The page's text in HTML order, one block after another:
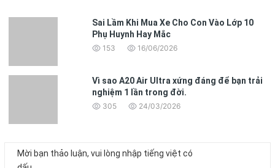
Sai Lầm Khi Mua Xe Cho Con Vào Lớp 10
Phụ Huynh Hay Mắc
153 16/06/2026
Vì sao A20 Air Ultra xứng đáng để bạn trải
nghiệm 1 lần trong đời.
305 24/03/2026